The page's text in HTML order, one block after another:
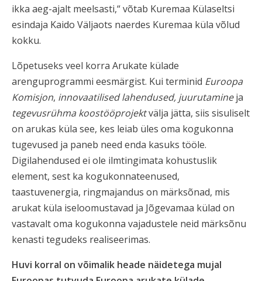
ikka aeg-ajalt meelsasti,“ võtab Kuremaa Külaseltsi
esindaja Kaido Väljaots naerdes Kuremaa küla võlud
kokku.
Lõpetuseks veel korra Arukate külade
arenguprogrammi eesmärgist. Kui terminid Euroopa
Komisjon, innovaatilised lahendused, juurutamineja
tegevusrühma koostööprojektvälja jätta, siis sisuliselt
on arukas küla see, kes leiab üles oma kogukonna
tugevused ja paneb need enda kasuks tööle.
Digilahendused ei ole ilmtingimata kohustuslik
element, sest ka kogukonnateenused,
taastuvenergia, ringmajandus on märksõnad, mis
arukat küla iseloomustavad ja Jõgevamaa külad on
vastavalt oma kogukonna vajadustele neid märksõnu
kenasti tegudeks realiseerimas.
Huvi korral on võimalik heade näidetega mujal